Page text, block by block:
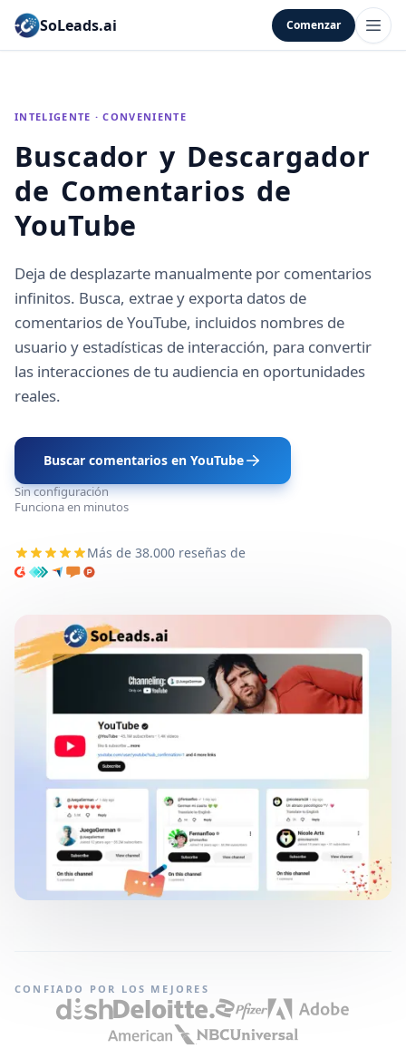
SoLeads.ai Comenzar
INTELIGENTE · CONVENIENTE
Buscador y Descargador
de Comentarios de
YouTube
Deja de desplazarte manualmente por comentarios
infinitos. Busca, extrae y exporta datos de
comentarios de YouTube, incluidos nombres de
usuario y estadísticas de interacción, para convertir
las interacciones de tu audiencia en oportunidades
reales.
Buscar comentarios en YouTube
Sin configuración
Funciona en minutos
Más de 38.000 reseñas de
CONFIADO POR LOS MEJORES